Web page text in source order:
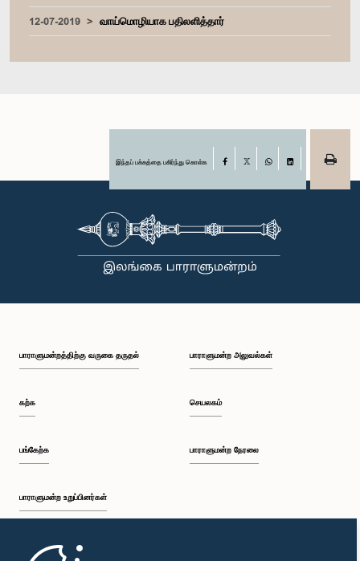
12-07-2019
வாய்மொழியாக பதிலளித்தார்
இந்தப் பக்கத்தை பகிர்ந்து கொள்க Facebook
பாராளுமன்றத்திற்கு வருகை தருதல்
கற்க
பங்கேற்க
பாராளுமன்ற உறுப்பினர்கள்
முதற்பக்கம்
பாராளுமன்ற அலுவல்கள்
செயலகம்
பாராளுமன்ற நேரலை